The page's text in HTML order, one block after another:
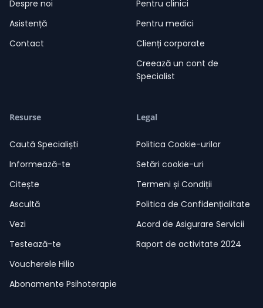
Despre noi
Asistență
Contact
Pentru clinici
Pentru medici
Clienți corporate
Creează un cont de
Specialist
Resurse
Caută Specialiști
Informează-te
Citește
Ascultă
Vezi
Testează-te
Voucherele Hilio
Abonamente Psihoterapie
Legal
Politica Cookie-urilor
Setări cookie-uri
Termeni și Condiții
Politica de Confidențialitate
Acord de Asigurare Servicii
Raport de activitate 2024